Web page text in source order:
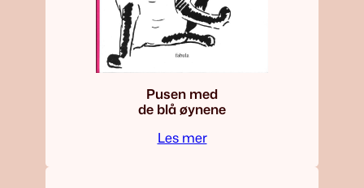
Pusen med
de blå øynene
Les mer